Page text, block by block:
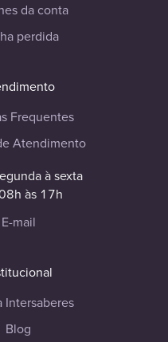
da conta
perdida
Frequentes
Atendimento
à sexta
às 17h
E-mail
Intersaberes
Blog